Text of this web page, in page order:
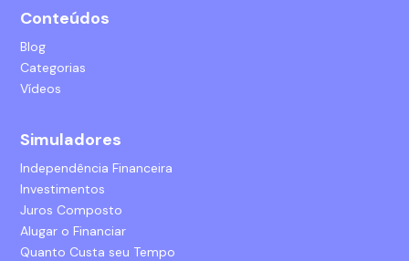
Conteúdos
Blog
Categorias
Vídeos
Simuladores
Independência Financeira
Investimentos
Juros Composto
Alugar o Financiar
Quanto Custa seu Tempo